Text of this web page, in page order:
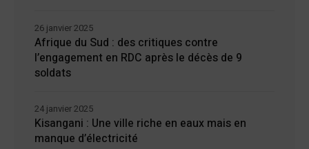
Afrique du Sud : des critiques contre
l’engagement en RDC après le décès de 9
soldats
26 janvier 2025
Kisangani : Une ville riche en eaux mais en
manque d’électricité
24 janvier 2025